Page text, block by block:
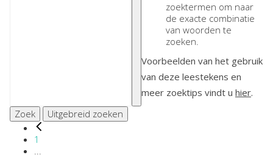
zoektermen om naar
de exacte combinatie
van woorden te
zoeken.
Voorbeelden van het gebruik
van deze leestekens en
meer zoektips vindt u hier.
Zoek
Uitgebreid zoeken
1